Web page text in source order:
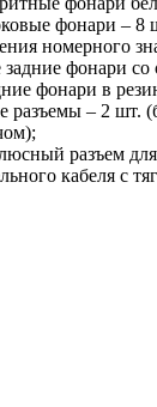
фонари – 8
номерного
фонари со
фонари в
– 2 шт.
разъем
кабеля с